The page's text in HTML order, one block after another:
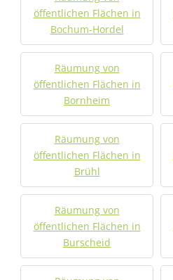
öffentlichen Flächen in
Bochum-Hordel
Räumung von
öffentlichen Flächen in
Bornheim
Räumung von
öffentlichen Flächen in
Brühl
Räumung von
öffentlichen Flächen in
Burscheid